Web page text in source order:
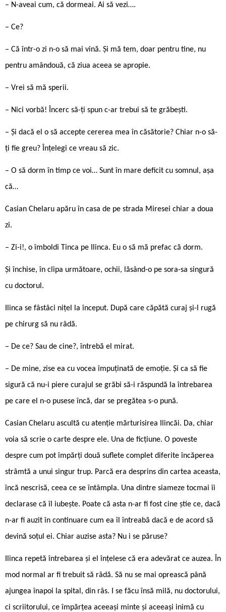
– N-aveai cum, că dormeai. Ai să vezi….
– Ce?
– Că într-o zi n-o să mai vină. Și mă tem, doar pentru tine, nu
pentru amândouă, că ziua aceea se apropie.
– Vrei să mă sperii.
– Nici vorbă! Încerc să-ți spun c-ar trebui să te grăbești.
– Și dacă el o să accepte cererea mea în căsătorie? Chiar n-o să-
ți fie greu? Înțelegi ce vreau să zic.
– O să dorm în timp ce voi… Sunt în mare deficit cu somnul, așa
că…
Casian Chelaru apăru în casa de pe strada Miresei chiar a doua
zi.
– Zi-i!, o îmboldi Tinca pe Ilinca. Eu o să mă prefac că dorm.
Și închise, în clipa următoare, ochii, lăsând-o pe sora-sa singură
cu doctorul.
Ilinca se fâstâci nițel la început. După care căpătă curaj și-l rugă
pe chirurg să nu râdă.
– De ce? Sau de cine?, întrebă el mirat.
– De mine, zise ea cu vocea împuținată de emoție. Și ca să fie
sigură că nu-i piere curajul se grăbi să-i răspundă la întrebarea
pe care el n-o pusese încă, dar se pregătea s-o pună.
Casian Chelaru ascultă cu atenție mărturisirea Ilincăi. Da, chiar
voia să scrie o carte despre ele. Una de ficțiune. O poveste
despre cum pot împărți două suflete complet diferite încăperea
strâmtă a unui singur trup. Parcă era desprins din cartea aceasta,
încă nescrisă, ceea ce se întâmpla. Una dintre siameze tocmai îi
declarase că îl iubește. Poate că asta n-ar fi fost cine știe ce, dacă
n-ar fi auzit în continuare cum ea îl întreabă dacă e de acord să
devină soțul ei. Chiar auzise asta? Nu i se păruse?
Ilinca repetă întrebarea și el înțelese că era adevărat ce auzea. În
mod normal ar fi trebuit să râdă. Să nu se mai oprească până
ajungea înapoi la spital, din râs. I se făcu însă milă, nu doctorului,
ci scriitorului, ce împărțea aceeași minte și aceeași inimă cu